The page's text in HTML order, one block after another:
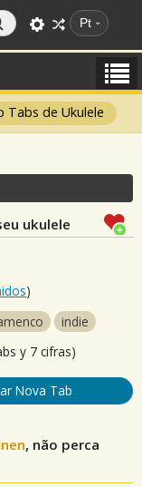
Pt
Tabs de Ukulele
ukulele
)
indie
y 7 cifras)
Nova Tab
, não perca